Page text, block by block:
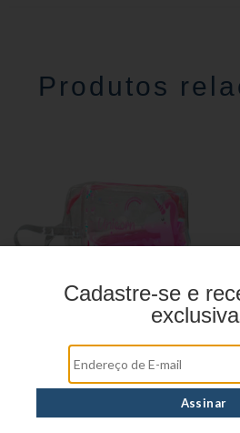
Produtos
Cadastre-se e